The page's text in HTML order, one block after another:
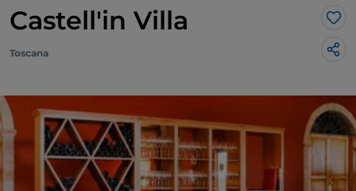
Castell'in Villa Me
Toscana